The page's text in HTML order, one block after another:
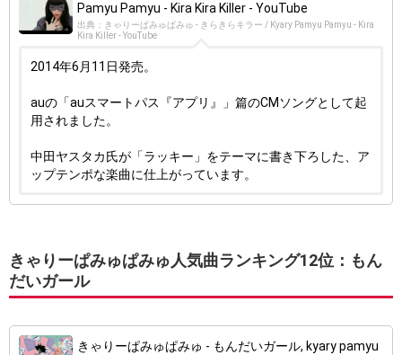
Pamyu Pamyu - Kira Kira Killer - YouTube
出典：きゃりーぱみゅぱみゅ - きらきらキラー / Kyary Pamyu Pamyu - Kira
Kira Killer - YouTube
2014年6月11日発売。
auの「auスマートパス『アプリ』」篇のCMソングとして起
用されました。
中田ヤスタカ氏が「ラッキー」をテーマに書き下ろした、ア
ップテンポな楽曲に仕上がっています。
きゃりーぱみゅぱみゅ人気曲ランキング12位：もん
だいガール
きゃりーぱみゅぱみゅ - もんだいガール, kyary pamyu